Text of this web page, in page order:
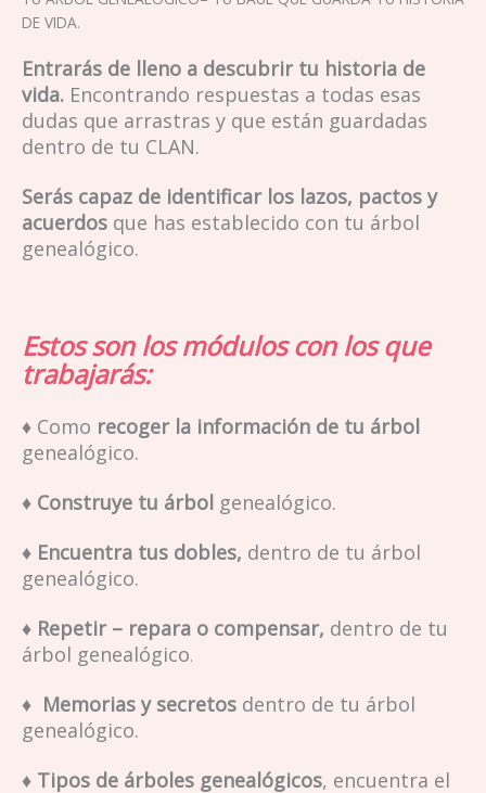
DE VIDA.
Entrarás de lleno a descubrir tu historia de
vida. Encontrando respuestas a todas esas
dudas que arrastras y que están guardadas
dentro de tu CLAN.
Serás capaz de identificar los lazos, pactos y
acuerdos que has establecido con tu árbol
genealógico.
Estos son los módulos con los que
trabajarás:
♦ Como recoger la información de tu árbol
genealógico.
♦ Construye tu árbol genealógico.
♦ Encuentra tus dobles, dentro de tu árbol
genealógico.
♦ Repetir – repara o compensar, dentro de tu
árbol genealógico.
♦ Memorias y secretos dentro de tu árbol
genealógico.
♦ Tipos de árboles genealógicos, encuentra el